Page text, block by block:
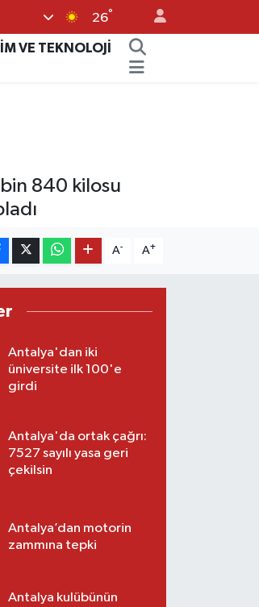
26°
VE TEKNOLOJİ
840 kilosu
A- A+
Antalya'dan iki
üniversite ilk 100'e
girdi
Antalya'da ortak çağrı:
7527 sayılı yasa geri
çekilsin
Antalya’dan motorin
zammına tepki
Antalya kulübünün